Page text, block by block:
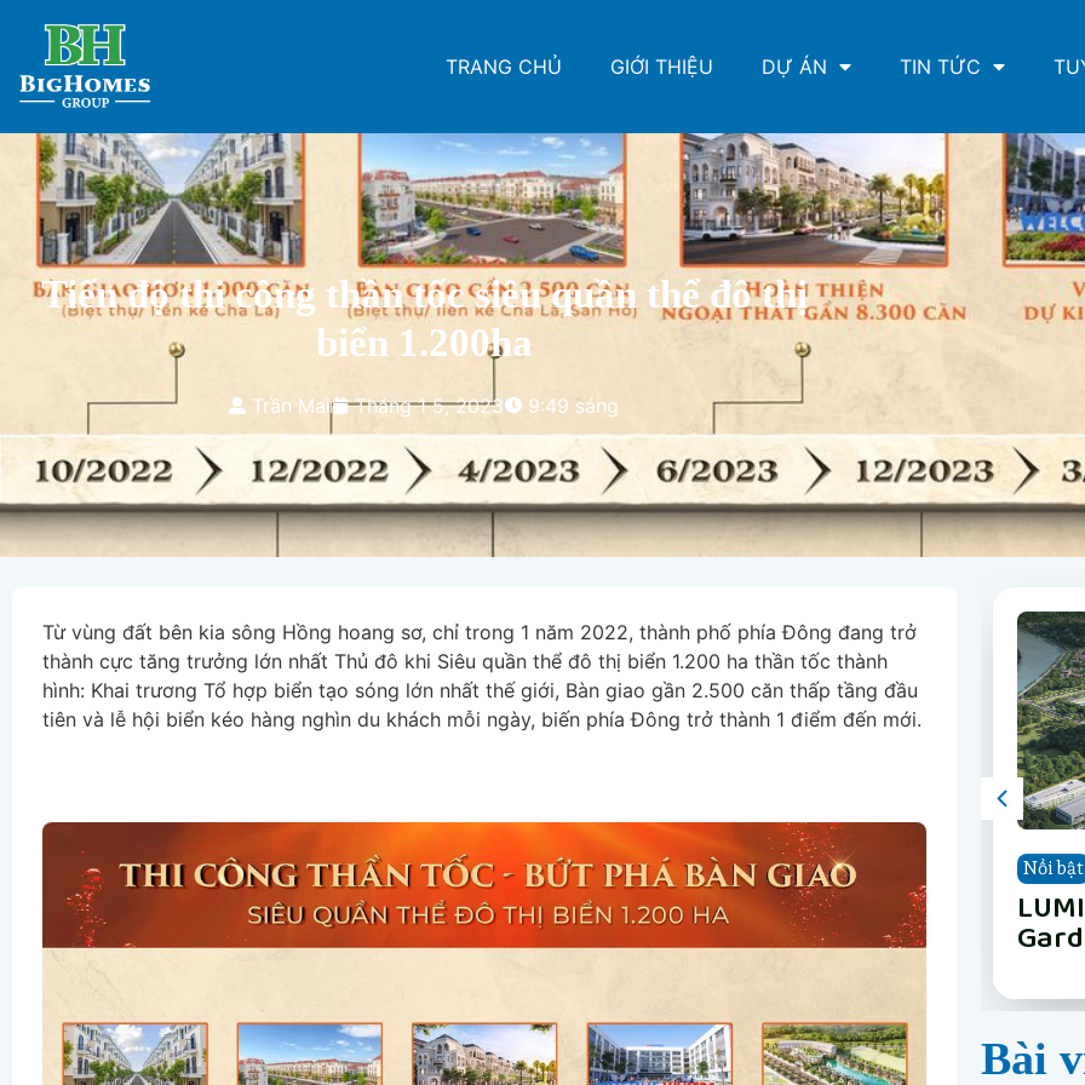
TRANG CHỦ GIỚI THIỆU DỰ ÁN TIN TỨC
Tiến độ thi công thần tốc siêu quần thể đô thị
biển 1.200ha
Trần Mai Tháng 1 5, 2023 9:49 sáng
Từ vùng đất bên kia sông Hồng hoang sơ, chỉ trong 1 năm 2022, thành phố phía Đông đang trở
thành cực tăng trưởng lớn nhất Thủ đô khi Siêu quần thể đô thị biển 1.200 ha thần tốc thành
hình: Khai trương Tổ hợp biển tạo sóng lớn nhất thế giới, Bàn giao gần 2.500 căn thấp tầng đầu
tiên và lễ hội biển kéo hàng nghìn du khách mỗi ngày, biến phía Đông trở thành 1 điểm đến mới.
Nổi bật
Nổi bật
The
Nổi bật
Nổi bật
Nổi bật
Nổi bật
Long
Nổi bật
Nổi bật
The
Bài